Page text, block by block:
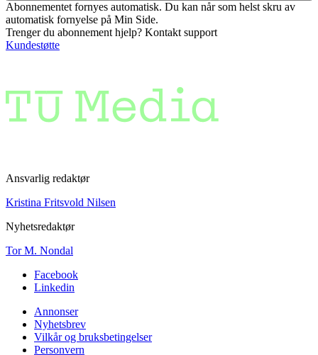
Abonnementet fornyes automatisk. Du kan når som helst skru av
automatisk fornyelse på Min Side.
Trenger du abonnement hjelp? Kontakt support
Kundestøtte
Ansvarlig redaktør
Kristina Fritsvold Nilsen
Nyhetsredaktør
Tor M. Nondal
Facebook
Linkedin
Annonser
Nyhetsbrev
Vilkår og bruksbetingelser
Personvern